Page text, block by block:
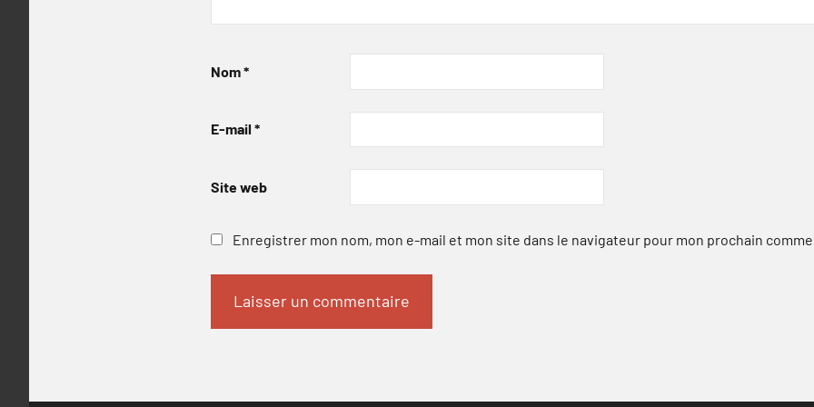
Nom*
E-mail *
Site web
Enregistrer mon nom, mon e-mail et mon site dans le navigateur pour mon prochain